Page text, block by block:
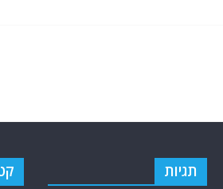
תגיות